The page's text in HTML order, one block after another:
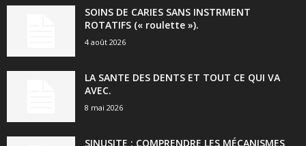
SOINS DE CARIES SANS INSTRMENT
ROTATIFS (« roulette »).
4 août 2026
LA SANTE DES DENTS ET TOUT CE QUI VA
AVEC.
8 mai 2026
SINUSITE : COMPRENDRE LES MÉCANISMES